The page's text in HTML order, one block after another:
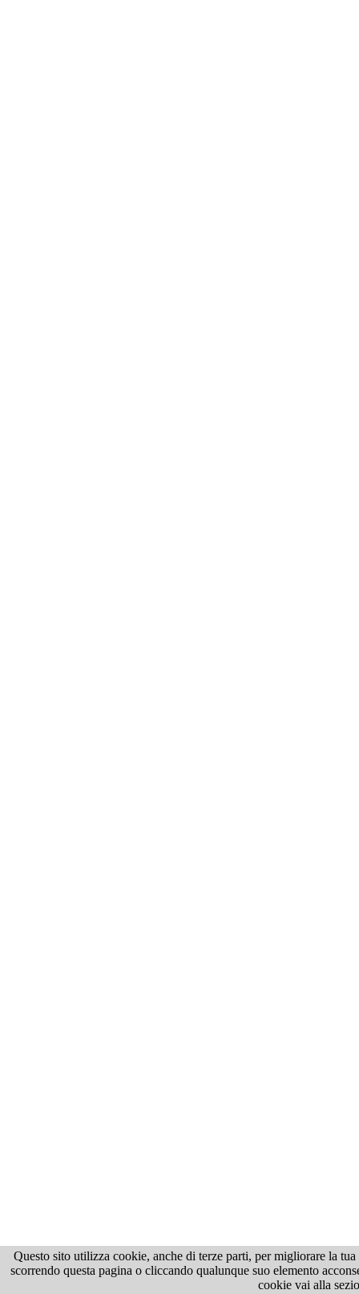
Questo sito utilizza cookie, anche di terze parti, per migliorare la
scorrendo questa pagina o cliccando qualunque suo elemento
cookie vai alla